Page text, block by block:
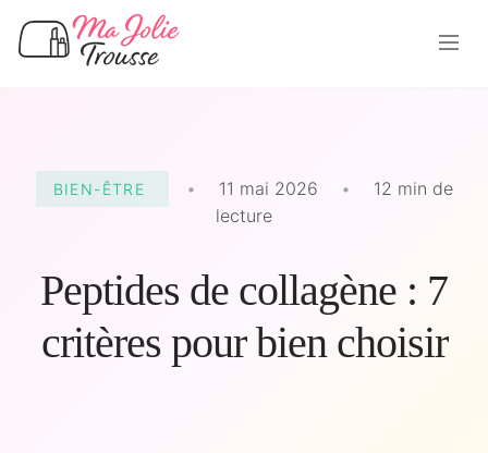
BIEN-ÊTRE • 11 mai 2026 •
12 min de
lecture
Peptides de collagène : 7
critères pour bien choisir